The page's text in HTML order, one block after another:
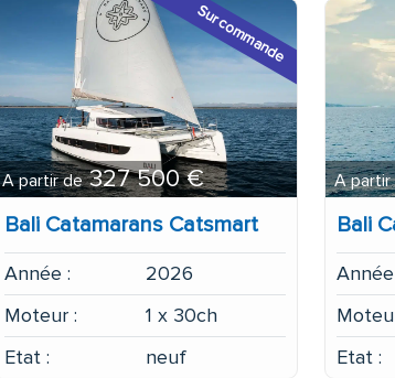
Sur commande
Bali Catamarans Catsmart
Année :
2026
Moteur :
1 x 30ch
Etat :
neuf
A partir de327 500 €
Bali
Etat :
A partir